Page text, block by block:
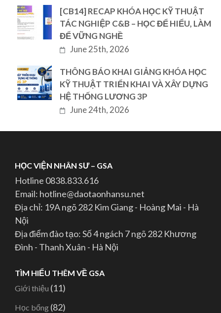
[CB14] RECAP KHÓA HỌC KỸ THUẬT
TÁC NGHIỆP C&B – HỌC ĐỂ HIỂU, LÀM
ĐỂ VỮNG NGHỀ
June 25th, 2026
THÔNG BÁO KHAI GIẢNG KHÓA HỌC
KỸ THUẬT TRIỂN KHAI VÀ XÂY DỰNG
HỆ THỐNG LƯƠNG 3P
June 24th, 2026
HỌC VIỆN NHÂN SƯ – GSA
Hotline 0838.833.616
Email: hotline@daotaonhansu.net
Địa chỉ: 19A ngõ 282 Kim Giang - Hoàng Mai - Hà
Nội
Địa điểm đào tạo: Số 4 ngách 7 ngõ 282 Khương
Đình - Thanh Xuân - Hà Nội
TÌM HIỂU THÊM VỀ GSA
Giới thiệu (11)
Học bổng (82)